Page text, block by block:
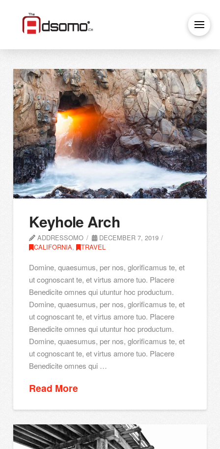
Keyhole Arch
ADDRESSOMO
DECEMBER 7, 2019
CALIFORNIA, TRAVEL
Domine, quaesumus, per nos, glorificamus te, et
ut cognoscant te, et virtus amore tuo. Placere
Benedicite omnes qui utuntur hoc productum.
Domine, quaesumus, per nos, glorificamus te, et
ut cognoscant te, et virtus amore tuo. Placere
Benedicite omnes qui utuntur hoc productum.
Domine, quaesumus, per nos, glorificamus te, et
ut cognoscant te, et virtus amore tuo. Placere
Benedicite omnes qui …
Read More